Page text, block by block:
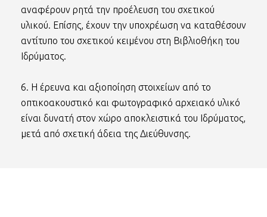
αναφέρουν ρητά την προέλευση του σχετικού
υλικού. Επίσης, έχουν την υποχρέωση να καταθέσουν
αντίτυπο του σχετικού κειμένου στη Βιβλιοθήκη του
Ιδρύματος.
6. Η έρευνα και αξιοποίηση στοιχείων από το
οπτικοακουστικό και φωτογραφικό αρχειακό υλικό
είναι δυνατή στον χώρο αποκλειστικά του Ιδρύματος,
μετά από σχετική άδεια της Διεύθυνσης.